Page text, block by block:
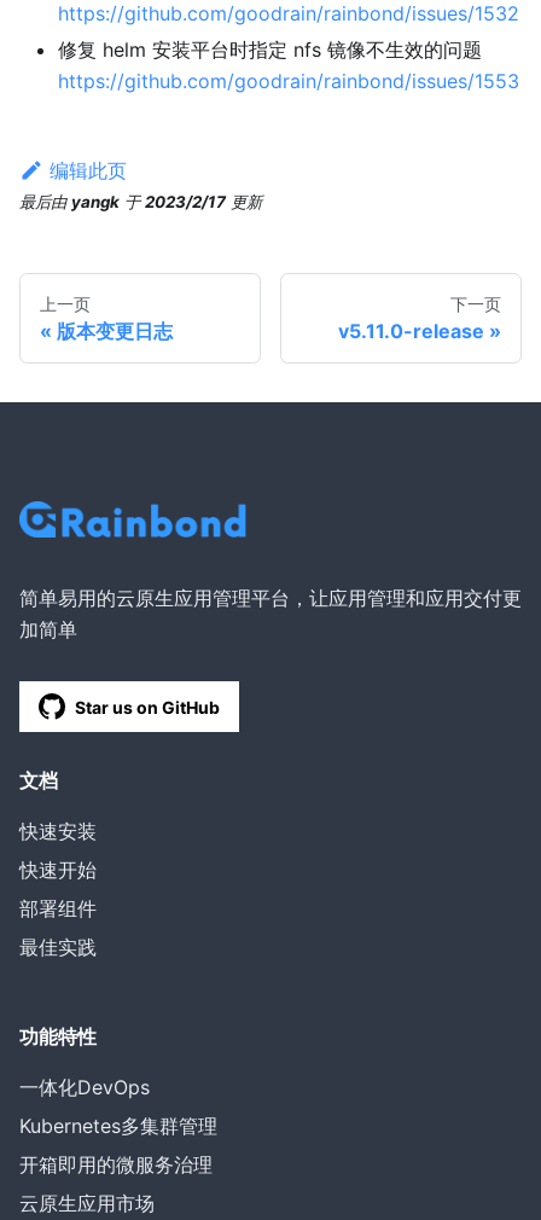
https://github.com/goodrain/rainbond/issues/1532
修复 helm 安装平台时指定 nfs 镜像不生效的问题
https://github.com/goodrain/rainbond/issues/1553
编辑此页
最后由 yangk 于2023/2/17 更新
上一页
版本变更日志
下一页
v5.11.0-release
简单易用的云原生应用管理平台，让应用管理和应用交付更
加简单
Star us on GitHub
文档
快速安装
快速开始
部署组件
最佳实践
功能特性
一体化DevOps
Kubernetes多集群管理
开箱即用的微服务治理
云原生应用市场